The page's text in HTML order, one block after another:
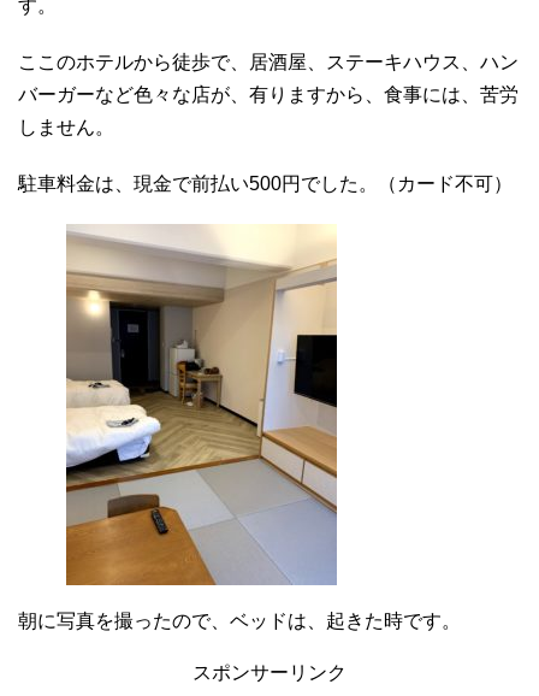
す。
ここのホテルから徒歩で、居酒屋、ステーキハウス、ハン
バーガーなど色々な店が、有りますから、食事には、苦労
しません。
駐車料金は、現金で前払い500円でした。（カード不可）
朝に写真を撮ったので、ベッドは、起きた時です。
スポンサーリンク